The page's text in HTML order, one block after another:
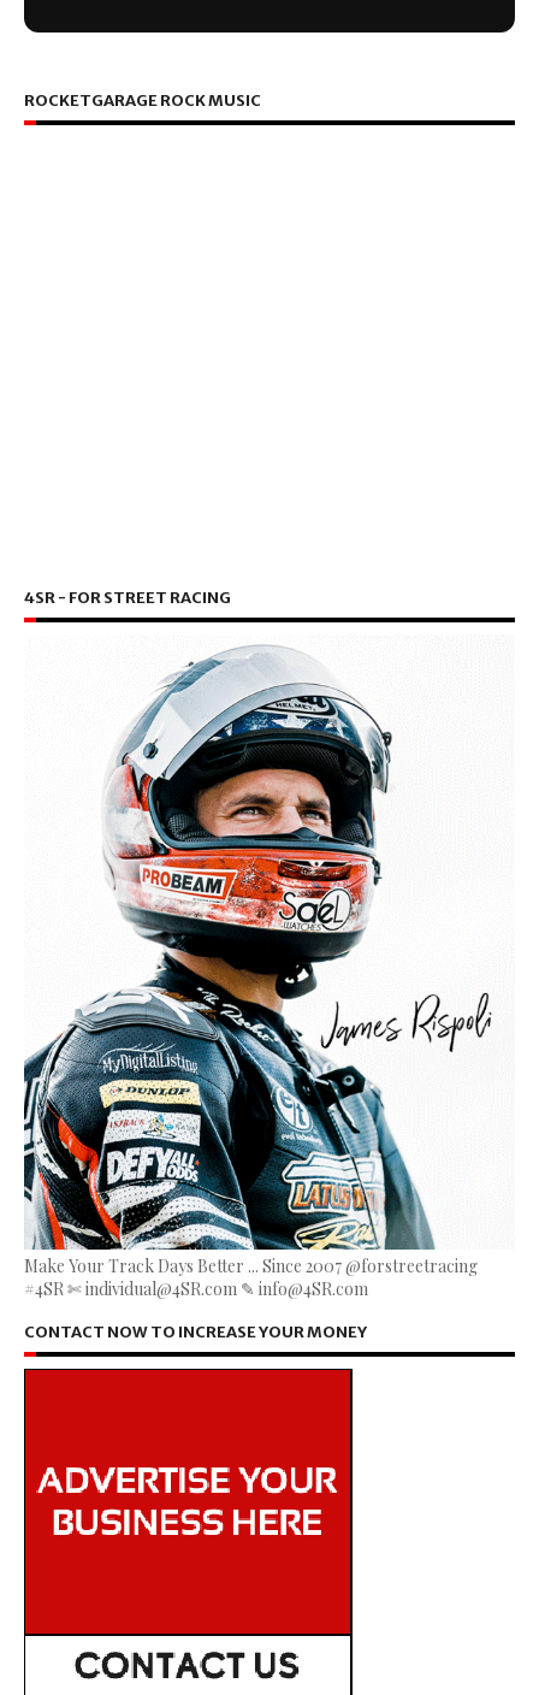
ROCKETGARAGE ROCK MUSIC
4SR - FOR STREET RACING
Make Your Track Days Better ... Since 2007 @forstreetracing
#4SR ✄ individual@4SR.com ✎ info@4SR.com
CONTACT NOW TO INCREASE YOUR MONEY